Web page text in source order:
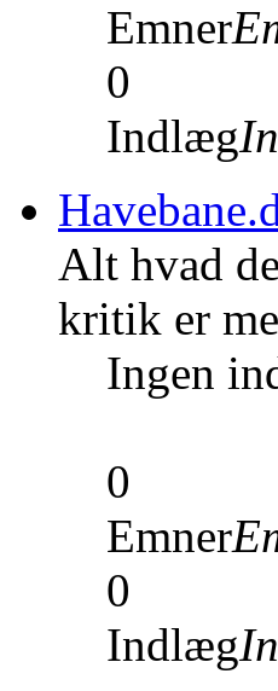
Emner
0
Indlæg
Alt hvad
kritik er
Ingen
0
Emner
0
Indlæg